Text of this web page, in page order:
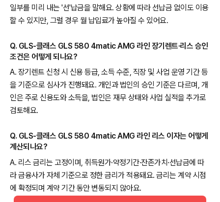
일부를 미리 내는 '선'납금을 말해요. 상황에 따라 선납금 없이도 이용
할 수 있지만, 그럴 경우 월 납입료가 높아질 수 있어요.
Q. GLS-클래스 GLS 580 4matic AMG 라인 장기렌트·리스 승인
조건은 어떻게 되나요?
A. 장기렌트 신청 시 신용 등급, 소득 수준, 직장 및 사업 운영 기간 등
을 기준으로 심사가 진행돼요. 개인과 법인의 승인 기준은 다르며, 개
인은 주로 신용도와 소득을, 법인은 재무 상태와 사업 실적을 추가로
검토해요.
Q. GLS-클래스 GLS 580 4matic AMG 라인 리스 이자는 어떻게
계산되나요?
A. 리스 금리는 고정이며, 취득원가·약정기간·잔존가치·선납금에 따
라 금융사가 자체 기준으로 정한 금리가 적용돼요. 금리는 계약 시점
에 확정되며 계약 기간 동안 변동되지 않아요.